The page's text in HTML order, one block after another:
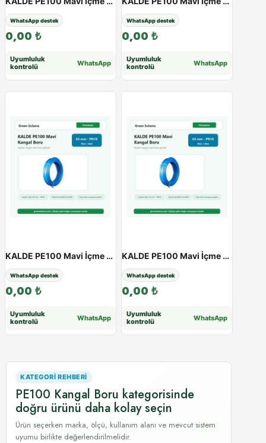
WhatsApp destek
0,00 ₺
Uyumluluk
kontrolü
WhatsApp
WhatsApp destek
0,00 ₺
Uyumluluk
kontrolü
WhatsApp
KALDE PE100 Mavi İçme Suyu Kangal Boru | 20 - 63 mm | PN10 - PN16 - 63 / 10Atü
WhatsApp destek
0,00 ₺
Uyumluluk
kontrolü
WhatsApp
KALDE PE100 Mavi İçme Suyu Kangal Boru | 20 - 63 mm | PN10 - PN16 - 63 / 16Atü
WhatsApp destek
0,00 ₺
Uyumluluk
kontrolü
WhatsApp
KATEGORI REHBERI
PE100 Kangal Boru kategorisinde
doğru ürünü daha kolay seçin
Ürün seçerken marka, ölçü, kullanım alanı ve mevcut sistem
uyumu birlikte değerlendirilmelidir.